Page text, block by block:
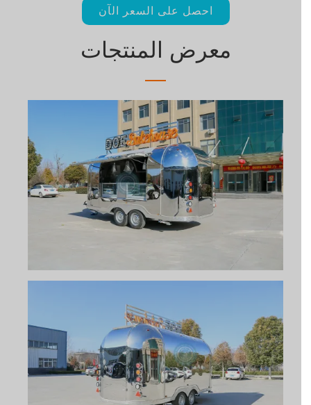
احصل على السعر الآن
معرض المنتجات